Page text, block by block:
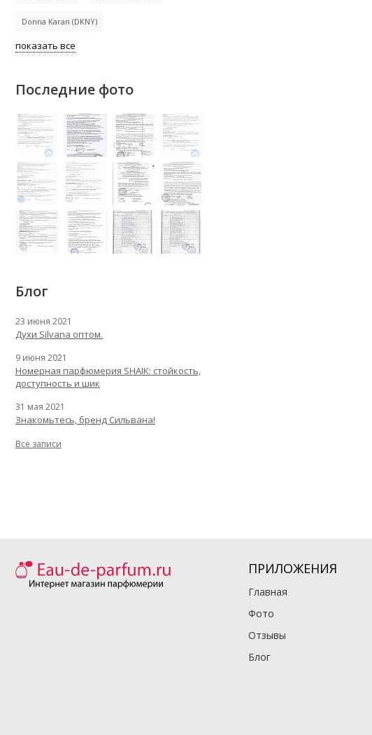
Donna Karan (DKNY)
показать все
Последние фото
Блог
23 июня 2021
Духи Silvana оптом.
9 июня 2021
Номерная парфюмерия SHAIK: стойкость,
доступность и шик
31 мая 2021
Знакомьтесь, бренд Сильвана!
Все записи
ПРИЛОЖЕНИЯ
Главная
Фото
Отзывы
Блог